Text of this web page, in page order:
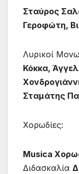
Σταύρος
Γεροφώτη,
Λυρικοί
Κόκκα,
Σταμάτης
Χορωδίες:
Musica
Διδασκαλία